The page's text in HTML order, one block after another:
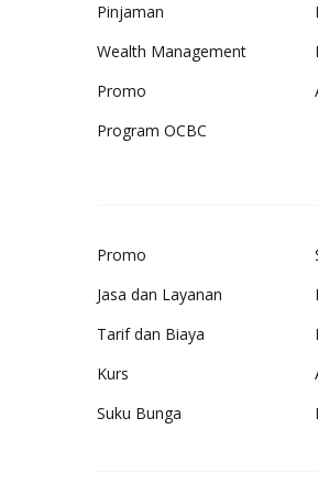
Pinjaman
Wealth Management
Promo
Program OCBC
Promo
Jasa dan Layanan
Tarif dan Biaya
Kurs
Suku Bunga